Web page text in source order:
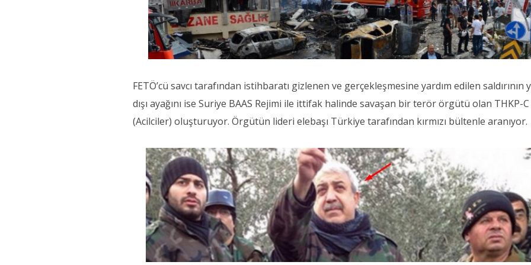
FETÖ’cü savcı tarafından istihbaratı gizlenen ve gerçekleşmesine yardım edilen saldırının
dışı ayağını ise Suriye BAAS Rejimi ile ittifak halinde savaşan bir terör örgütü olan THKP-C
(Acilciler) oluşturuyor. Örgütün lideri elebaşı Türkiye tarafından kırmızı bültenle aranıyor.